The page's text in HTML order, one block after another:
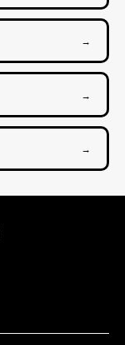
→
→
→